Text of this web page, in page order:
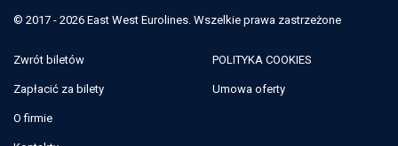
© 2017 - 2026 East West Eurolines. Wszelkie prawa zastrzeżone
Zwrót biletów
Zapłacić za bilety
O firmie
POLITYKA COOKIES
Umowa oferty